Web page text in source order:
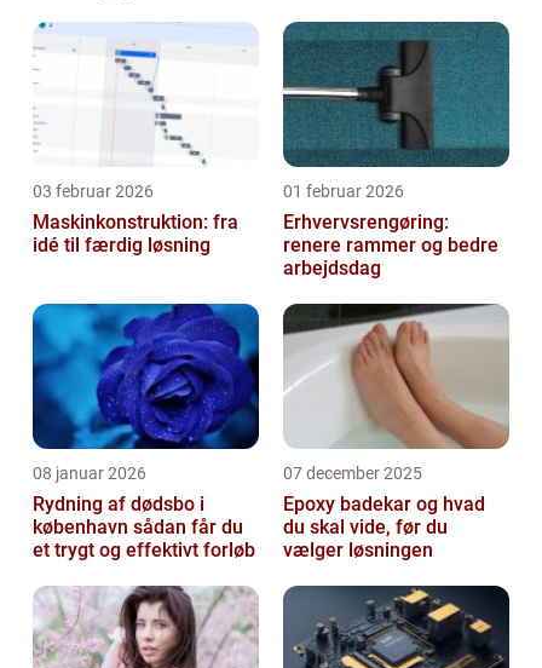
03 februar 2026
Maskinkonstruktion: fra
idé til færdig løsning
01 februar 2026
Erhvervsrengøring:
renere rammer og bedre
arbejdsdag
08 januar 2026
Rydning af dødsbo i
københavn sådan får du
et trygt og effektivt forløb
07 december 2025
Epoxy badekar og hvad
du skal vide, før du
vælger løsningen